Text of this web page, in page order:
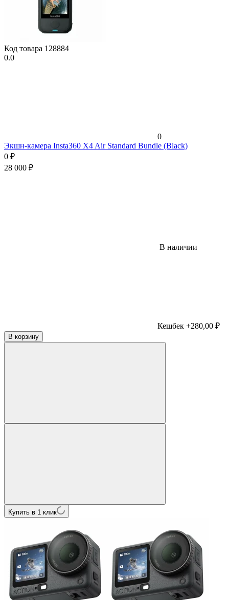
Код товара 128884
0.0
0
Экшн-камера Insta360 X4 Air Standard Bundle (Black)
0 ₽
28 000 ₽
В наличии
Кешбек +280,00 ₽
В корзину
Купить в 1 клик